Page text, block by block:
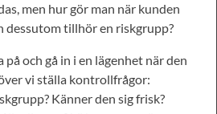
men hur gör man när kunden
dessutom tillhör en riskgrupp?
och gå in i en lägenhet när den
vi ställa kontrollfrågor:
Känner den sig frisk?